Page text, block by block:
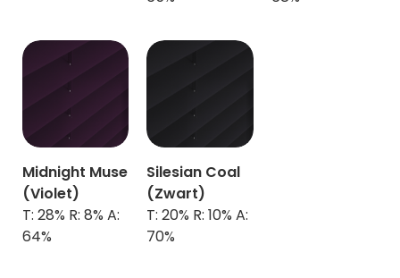
Midnight Muse
(Violet)
T: 28% R: 8% A:
64%
Silesian Coal
(Zwart)
T: 20% R: 10% A:
70%